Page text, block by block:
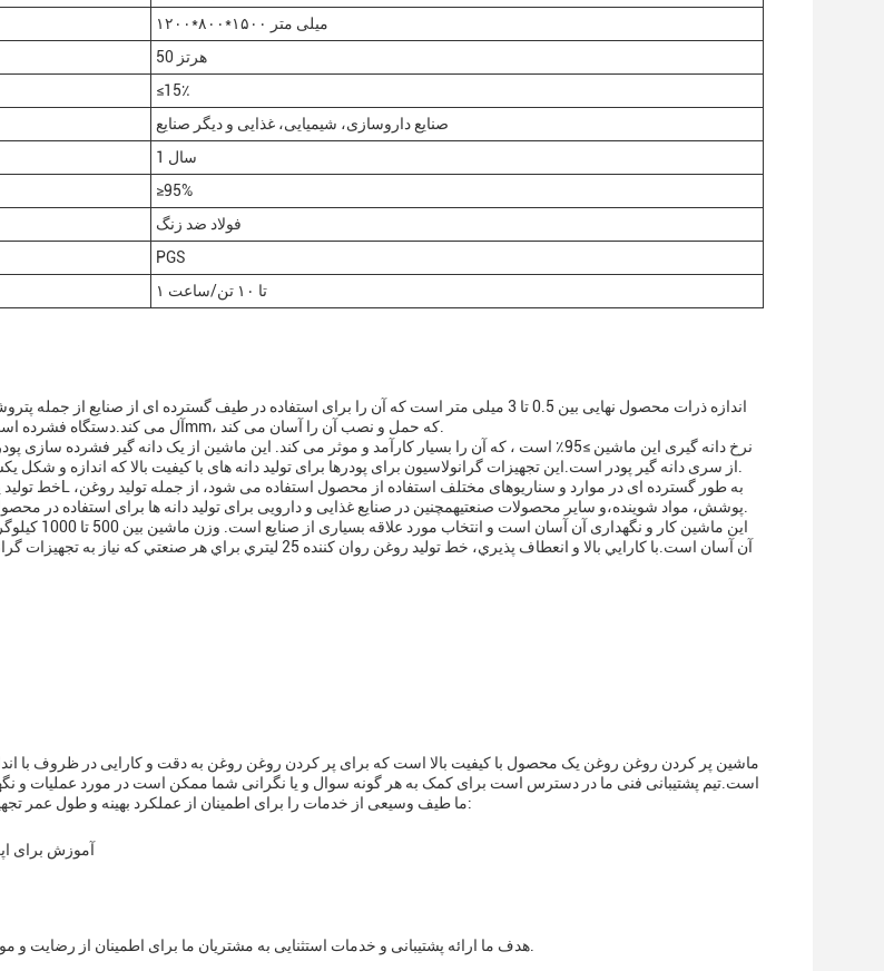
۱۲۰۰*۸۰۰*۱۵۰۰ میلی متر
50 هرتز
≤15٪
صنایع داروسازی، شیمیایی، غذایی و دیگر صنایع
1 سال
≥95%
فولاد ضد زنگ
PGS
۱ تا ۱۰ تن/ساعت
اندازه ذرات محصول نهایی بین 0.5 تا 3 میلی متر است که آن را برای استفاده در طیف گسترده ای از صنایع
نرخ دانه گیری این ماشین ≥95٪ است ، که آن را بسیار کارآمد و موثر می کند. این ماشین از یک دانه گیر فشرده
این ماشین کار و
آن آسان است.با کارايي بالا و انعطاف پذيري، خط توليد روغن روان كننده 25 ليتري براي هر
ماشین پر کردن روغن روغن یک محصول با کیفیت بالا است که برای پر کردن روغن روغن به دقت و کارایی در ظروف با
است.تیم پشتیبانی فنی ما در دسترس است برای کمک به هر گونه سوال و یا نگرانی شما ممکن است در مورد عملیات و
ما طیف وسیعی از خدمات را برای اطمینان از عملکرد بهینه و طول عمر تجهیزات ارائه می دهیم، از جمله:
آموزش برای